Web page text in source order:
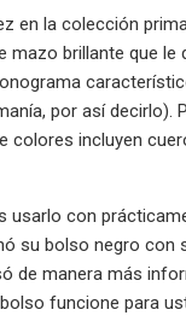
en la colección
brillante que le
por así decirlo).
colores incluyen
usarlo con
su bolso negro con
de manera más
funcione para